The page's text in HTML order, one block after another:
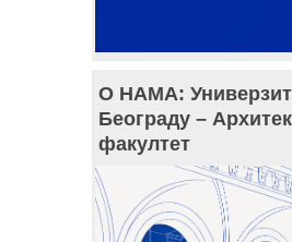
О НАМА:
Београду –
факултет